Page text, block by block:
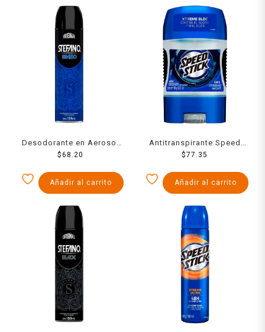
Desodorante en Aerosol
Stefano Spazio Protección
$68.20
Añadir al carrito
Antitranspirante Speed
Stick 24/7 xtreme night en
$77.35
Añadir al carrito